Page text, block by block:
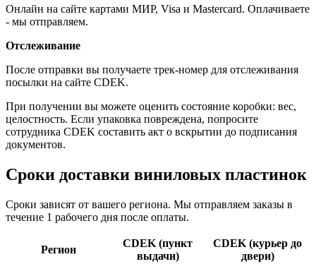
Онлайн на сайте картами МИР, Visa и Mastercard. Оплачиваете
- мы отправляем.
Отслеживание
После отправки вы получаете трек-номер для отслеживания
посылки на сайте CDEK.
При получении вы можете оценить состояние коробки: вес,
целостность. Если упаковка повреждена, попросите
сотрудника CDEK составить акт о вскрытии до подписания
документов.
Сроки доставки виниловых пластинок
Сроки зависят от вашего региона. Мы отправляем заказы в
течение 1 рабочего дня после оплаты.
Регион
CDEK (пункт
выдачи)
CDEK (курьер до
двери)